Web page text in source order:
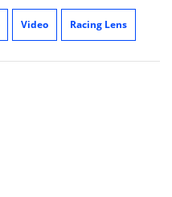
Video Racing Lens